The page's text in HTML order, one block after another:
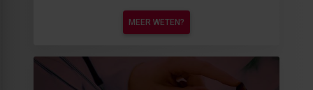
MEER WETEN?